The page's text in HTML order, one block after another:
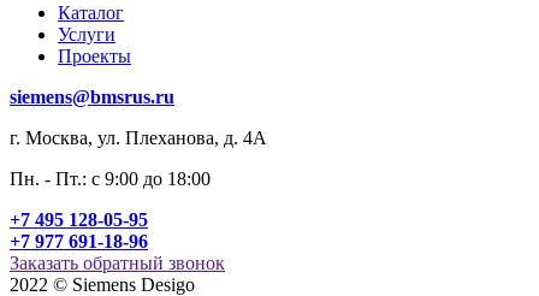
Каталог
Услуги
Проекты
siemens@bmsrus.ru
г. Москва, ул. Плеханова, д. 4А
Пн. - Пт.: c 9:00 до 18:00
+7 495 128-05-95
+7 977 691-18-96
Заказать обратный звонок
2022 © Siemens Desigo